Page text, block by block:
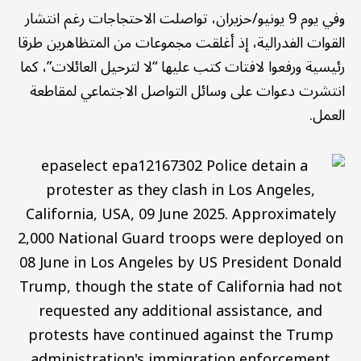
وفي يوم 9 يونيو/حزيران، تواصلت الاحتجاجات رغم انتشار
القوات الفدرالية، إذ أغلقت مجموعات من المتظاهرين طرقا
رئيسية ورفعوا لافتات كتب عليها “لا لترحيل العائلات”، كما
انتشرت دعوات على وسائل التواصل الاجتماعي لمقاطعة
العمل.